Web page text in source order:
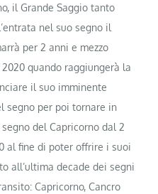
il Grande Saggio tanto
nel suo segno il
per 2 anni e mezzo
quando raggiungerà la
il suo imminente
segno per poi tornare in
del Capricorno dal 2
al fine di poter offrire i suoi
all’ultima decade dei segni
Capricorno, Cancro